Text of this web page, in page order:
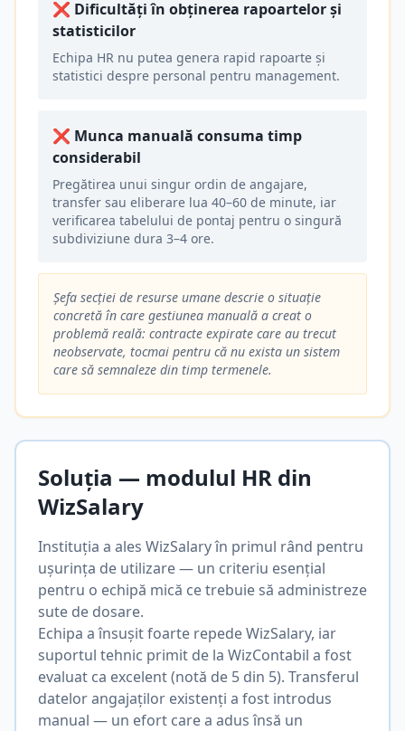
❌ Dificultăți în obținerea rapoartelor și
statisticilor
Echipa HR nu putea genera rapid rapoarte și
statistici despre personal pentru management.
❌ Munca manuală consuma timp
considerabil
Pregătirea unui singur ordin de angajare,
transfer sau eliberare lua 40–60 de minute, iar
verificarea tabelului de pontaj pentru o singură
subdiviziune dura 3–4 ore.
Șefa secției de resurse umane descrie o situație
concretă în care gestiunea manuală a creat o
problemă reală: contracte expirate care au trecut
neobservate, tocmai pentru că nu exista un sistem
care să semnaleze din timp termenele.
Soluția — modulul HR din
WizSalary
Instituția a ales WizSalary în primul rând pentru
ușurința de utilizare — un criteriu esențial
pentru o echipă mică ce trebuie să administreze
sute de dosare.
Echipa a însușit foarte repede WizSalary, iar
suportul tehnic primit de la WizContabil a fost
evaluat ca excelent (notă de 5 din 5). Transferul
datelor angajaților existenți a fost introdus
manual — un efort care a adus însă un